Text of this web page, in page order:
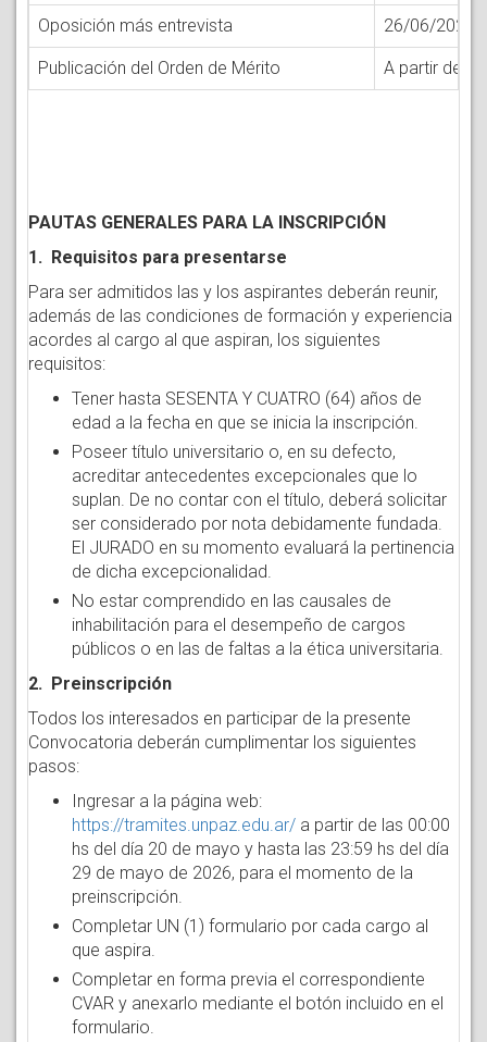
Oposición más entrevista 26/06/2026
Publicación del Orden de Mérito A partir del
PAUTAS GENERALES PARA LA INSCRIPCIÓN
1. Requisitos para presentarse
Para ser admitidos las y los aspirantes deberán reunir,
además de las condiciones de formación y experiencia
acordes al cargo al que aspiran, los siguientes
requisitos:
Tener hasta SESENTA Y CUATRO (64) años de
edad a la fecha en que se inicia la inscripción.
Poseer título universitario o, en su defecto,
acreditar antecedentes excepcionales que lo
suplan. De no contar con el título, deberá solicitar
ser considerado por nota debidamente fundada.
El JURADO en su momento evaluará la pertinencia
de dicha excepcionalidad.
No estar comprendido en las causales de
inhabilitación para el desempeño de cargos
públicos o en las de faltas a la ética universitaria.
2. Preinscripción
Todos los interesados en participar de la presente
Convocatoria deberán cumplimentar los siguientes
pasos:
Ingresar a la página web:
https://tramites.unpaz.edu.ar/ a partir de las 00:00
hs del día 20 de mayo y hasta las 23:59 hs del día
29 de mayo de 2026, para el momento de la
preinscripción.
Completar UN (1) formulario por cada cargo al
que aspira.
Completar en forma previa el correspondiente
CVAR y anexarlo mediante el botón incluido en el
formulario.